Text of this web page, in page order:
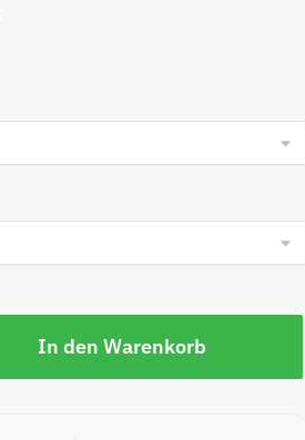
In den Warenkorb